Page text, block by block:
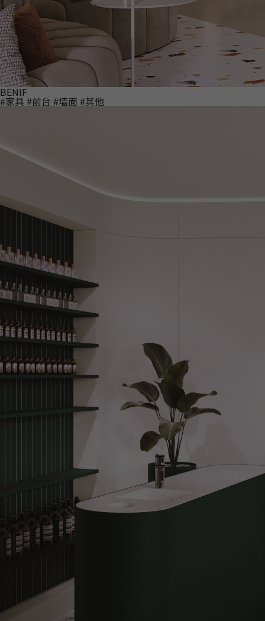
BENIF
#家具 #前台 #墙面 #其他